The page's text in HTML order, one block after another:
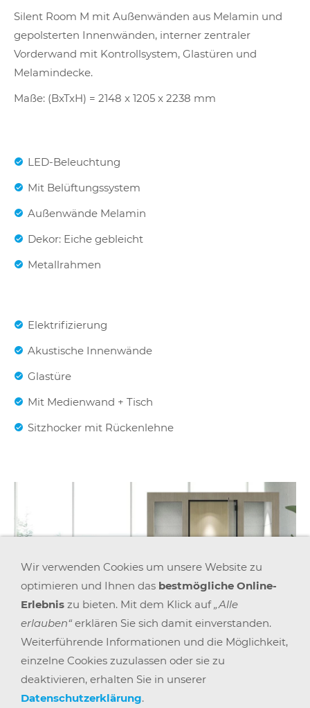
Silent Room M mit Außenwänden aus Melamin und
gepolsterten Innenwänden, interner zentraler
Vorderwand mit Kontrollsystem, Glastüren und
Melamindecke.
Maße: (BxTxH) = 2148 x 1205 x 2238 mm
LED-Beleuchtung
Mit Belüftungssystem
Außenwände Melamin
Dekor: Eiche gebleicht
Metallrahmen
Elektrifizierung
Akustische Innenwände
Glastüre
Mit Medienwand + Tisch
Sitzhocker mit Rückenlehne
Wir verwenden Cookies um unsere Website zu
optimieren und Ihnen das bestmögliche Online-
Erlebnis zu bieten. Mit dem Klick auf„Alle
erlauben“ erklären Sie sich damit einverstanden.
Weiterführende Informationen und die Möglichkeit,
einzelne Cookies zuzulassen oder sie zu
deaktivieren, erhalten Sie in unserer
Datenschutzerklärung.